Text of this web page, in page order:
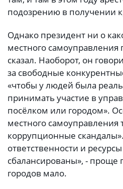
подозрению в получении
Однако президент ни о
местного самоуправления
сказал. Наоборот, он
за свободные
«чтобы у людей была
принимать участие в
посёлком или городом».
местного самоуправления
коррупционные
ответственности и
сбалансированы», - проще
городов мало.